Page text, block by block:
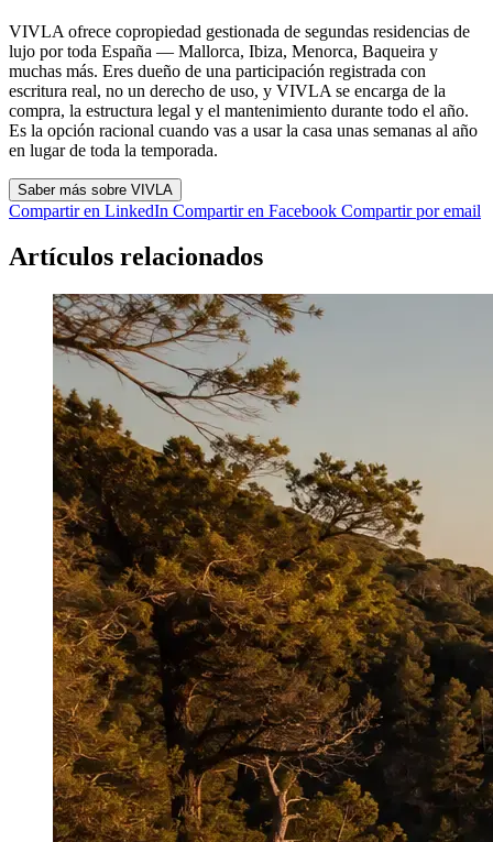
VIVLA ofrece copropiedad gestionada de segundas residencias de
lujo por toda España — Mallorca, Ibiza, Menorca, Baqueira y
muchas más. Eres dueño de una participación registrada con
escritura real, no un derecho de uso, y VIVLA se encarga de la
compra, la estructura legal y el mantenimiento durante todo el año.
Es la opción racional cuando vas a usar la casa unas semanas al año
en lugar de toda la temporada.
Saber más sobre VIVLA
Compartir en LinkedIn Compartir en Facebook Compartir por email
Artículos relacionados